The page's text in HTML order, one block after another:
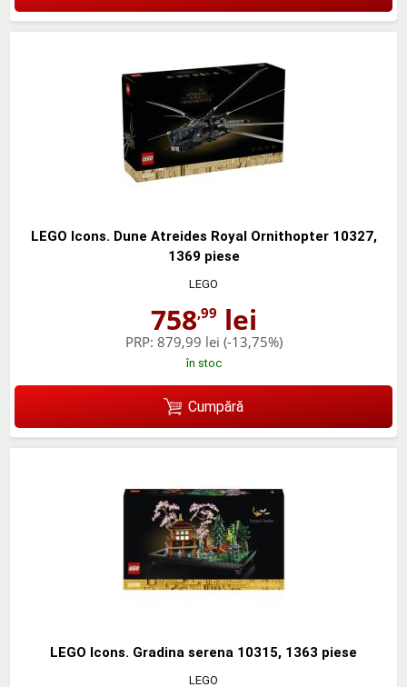
LEGO Icons. Dune Atreides Royal Ornithopter 10327,
1369 piese
LEGO
758,99 lei
PRP: 879,99 lei (-13,75%)
în stoc
Cumpără
LEGO Icons. Gradina serena 10315, 1363 piese
LEGO